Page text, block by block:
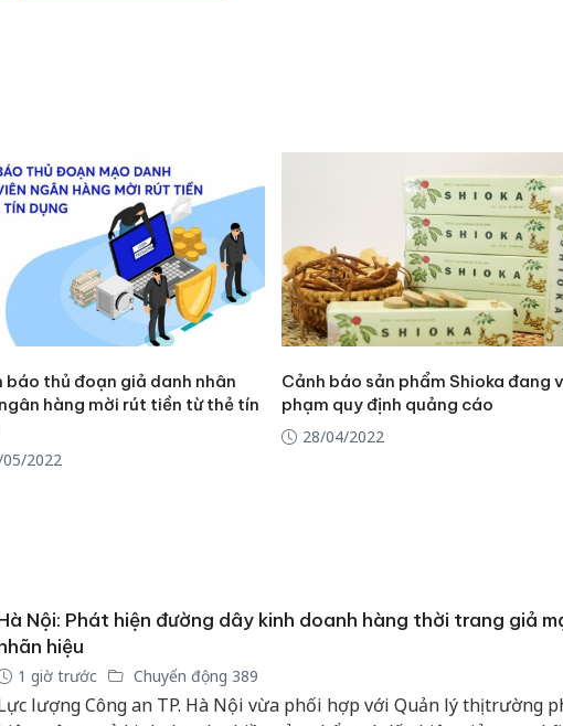
báo thủ đoạn giả danh nhân
hàng mời rút tiền từ thẻ tín
2022
Cảnh báo sản phẩm Shioka đang
phạm quy định quảng cáo
28/04/2022
Nội: Phát hiện đường dây kinh doanh hàng thời trang giả
hiệu
1 giờ trước Chuyển động 389
lượng Công an TP. Hà Nội vừa phối hợp với Quản lý thị trường
Hưng Yên: Xử
kinh doanh